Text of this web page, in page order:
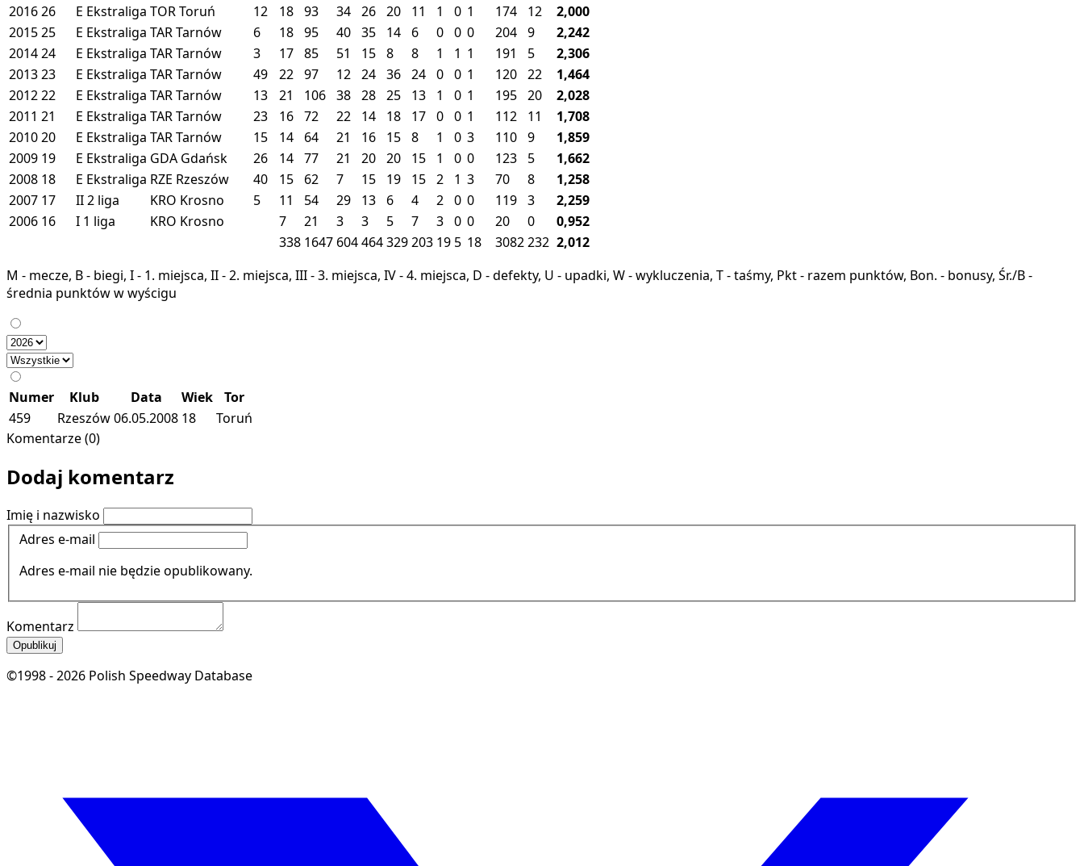
201626 E Ekstraliga TORToruń 12 18 93 34 26 20 11 1 0 1 174 12
2,000
201525 E Ekstraliga TARTarnów 6 18 95 40 35 14 6 0 0 0 204 9
2,242
201424 E Ekstraliga TARTarnów 3 17 85 51 15 8 8 1 1 1 191 5
2,306
201323 E Ekstraliga TARTarnów 49 22 97 12 24 36 24 0 0 1 120 22
1,464
201222 E Ekstraliga TARTarnów 13 21 106 38 28 25 13 1 0 1 195 20
2,028
2011 21 E Ekstraliga TARTarnów 23 16 72 22 14 18 17 0 0 1 112 11
1,708
201020 E Ekstraliga TARTarnów 15 14 64 21 16 15 8 1 0 3 110 9
1,859
2009 19 E Ekstraliga GDA Gdańsk 26 14 77 21 20 20 15 1 0 0 123 5
1,662
2008 18 E Ekstraliga RZE Rzeszów 40 15 62 7 15 19 15 2 1 3 70 8
1,258
2007 17 II2 liga KRO Krosno 5 11 54 29 13 6 4 2 0 0 119 3
2,259
2006 16 I 1 liga KRO Krosno 7 21 3 3 5 7 3 0 0 20 0
0,952
338 1647 604464329203 19 5 18 3082232 2,012
M - mecze, B - biegi, I - 1. miejsca, II - 2. miejsca, III - 3. miejsca, IV - 4. miejsca, D - defekty, U - upadki, W - wykluczenia, T - taśmy, Pkt - razem punktów, Bon. - bonusy, Śr./B -
średnia punktów w wyścigu
Numer Klub Data Wiek
Tor
459
Rzeszów06.05.2008 18
Toruń
Komentarze (0)
Dodaj komentarz
Imię i nazwisko
Adres e-mail
Adres e-mail nie będzie opublikowany.
Komentarz
Opublikuj
©1998 - 2026 Polish Speedway Database